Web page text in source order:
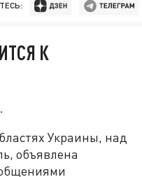
К
Украины, над
объявлена